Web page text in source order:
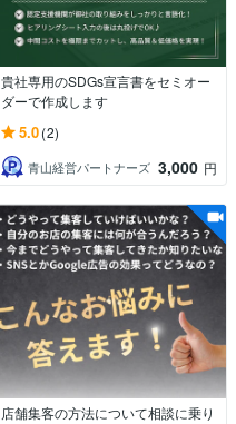
貴社専用のSDGs宣言書をセミオー
ダーで作成します
5.0(2)
青山経営パートナーズ 3,000 円
店舗集客の方法について相談に乗り